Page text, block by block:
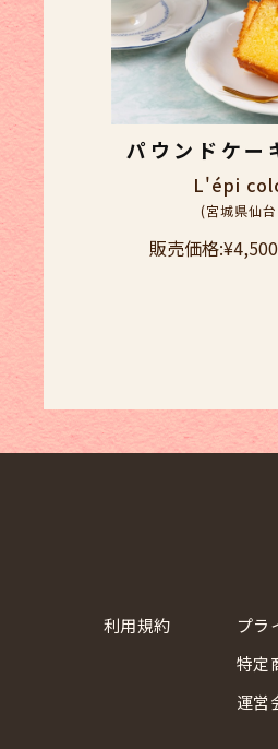
パウンドケー
L'épi
(宮城県仙
販売価格:¥4,500
利用規約
プラ
特定
運営